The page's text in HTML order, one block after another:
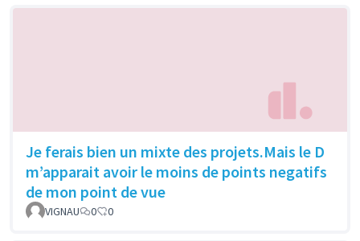
Je ferais bien un mixte des projets.Mais le D
m’apparait avoir le moins de points negatifs
de mon point de vue
VIGNAU 0 0